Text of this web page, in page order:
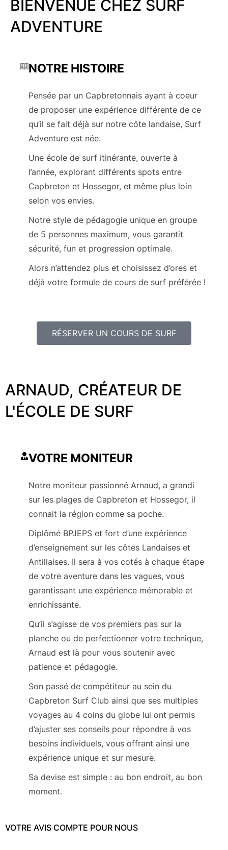
BIENVENUE CHEZ SURF
ADVENTURE
NOTRE HISTOIRE
Pensée par un Capbretonnais ayant à coeur
de proposer une expérience différente de ce
qu’il se fait déjà sur notre côte landaise, Surf
Adventure est née.
Une école de surf itinérante, ouverte à
l’année, explorant différents spots entre
Capbreton et Hossegor, et même plus loin
selon vos envies.
Notre style de pédagogie unique en groupe
de 5 personnes maximum, vous garantit
sécurité, fun et progression optimale.
Alors n’attendez plus et choisissez d’ores et
déjà votre formule de cours de surf préférée !
RÉSERVER UN COURS DE SURF
ARNAUD, CRÉATEUR DE
L'ÉCOLE DE SURF
VOTRE MONITEUR
Notre moniteur passionné Arnaud, a grandi
sur les plages de Capbreton et Hossegor, il
connait la région comme sa poche.
Diplômé BPJEPS et fort d’une expérience
d’enseignement sur les côtes Landaises et
Antillaises. Il sera à vos cotés à chaque étape
de votre aventure dans les vagues, vous
garantissant une expérience mémorable et
enrichissante.
Qu’il s’agisse de vos premiers pas sur la
planche ou de perfectionner votre technique,
Arnaud est là pour vous soutenir avec
patience et pédagogie.
Son passé de compétiteur au sein du
Capbreton Surf Club ainsi que ses multiples
voyages au 4 coins du globe lui ont permis
d’ajuster ses conseils pour répondre à vos
besoins individuels, vous offrant ainsi une
expérience unique et sur mesure.
Sa devise est simple : au bon endroit, au bon
moment.
VOTRE AVIS COMPTE POUR NOUS